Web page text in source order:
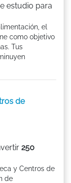
estudio para
el
como objetivo
Tus
de
250
y Centros de
de